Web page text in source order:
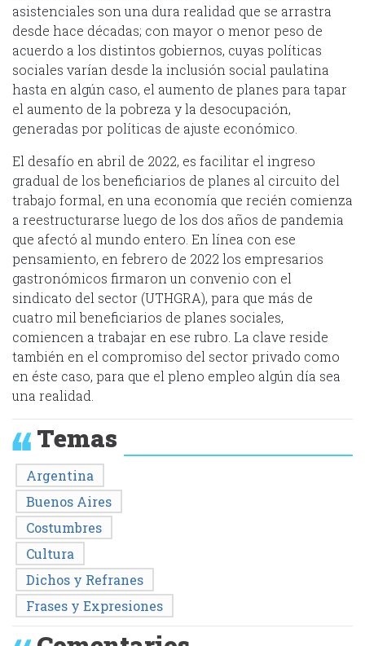
asistenciales son una dura realidad que se arrastra
desde hace décadas; con mayor o menor peso de
acuerdo a los distintos gobiernos, cuyas políticas
sociales varían desde la inclusión social paulatina
hasta en algún caso, el aumento de planes para tapar
el aumento de la pobreza y la desocupación,
generadas por políticas de ajuste económico.
El desafío en abril de 2022, es facilitar el ingreso
gradual de los beneficiarios de planes al circuito del
trabajo formal, en una economía que recién comienza
a reestructurarse luego de los dos años de pandemia
que afectó al mundo entero. En línea con ese
pensamiento, en febrero de 2022 los empresarios
gastronómicos firmaron un convenio con el
sindicato del sector (UTHGRA), para que más de
cuatro mil beneficiarios de planes sociales,
comiencen a trabajar en ese rubro. La clave reside
también en el compromiso del sector privado como
en éste caso, para que el pleno empleo algún día sea
una realidad.
Temas
Argentina
Buenos Aires
Costumbres
Cultura
Dichos y Refranes
Frases y Expresiones